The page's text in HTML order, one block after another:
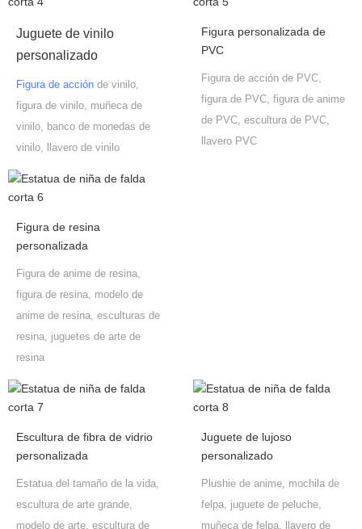
Juguete de vinilo
personalizado
Figura de acción de vinilo,
figura de vinilo, muñeca de
vinilo, banco de monedas de
vinilo, llavero de vinilo
Figura personalizada de
PVC
Figura de acción de PVC,
figura de PVC, figura de anime
de PVC, escultura de PVC,
llavero PVC
Figura de resina
personalizada
Figura de anime de resina,
figura de resina, modelo de
anime de resina, esculturas de
resina, juguetes de arte de
resina
Escultura de fibra de vidrio
personalizada
Estatua del tamaño de la vida,
escultura de arte grande,
modelo de arte, escultura de
Juguete de lujoso
personalizado
Plushie de anime, mochila de
felpa, juguete de peluche,
muñeca de felpa, llavero de